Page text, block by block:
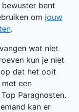
bent
om jouw
.
wat niet
kun je niet
dat het ooit
een
Paragnosten.
kan er